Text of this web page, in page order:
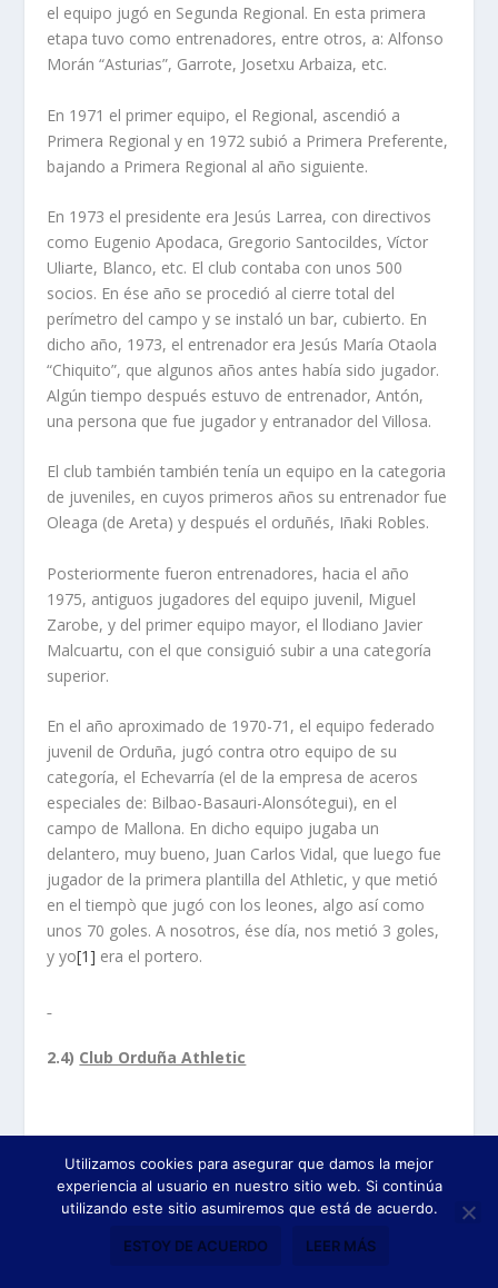
el equipo jugó en Segunda Regional. En esta primera
etapa tuvo como entrenadores, entre otros, a: Alfonso
Morán “Asturias”, Garrote, Josetxu Arbaiza, etc.
En 1971 el primer equipo, el Regional, ascendió a
Primera Regional y en 1972 subió a Primera Preferente,
bajando a Primera Regional al año siguiente.
En 1973 el presidente era Jesús Larrea, con directivos
como Eugenio Apodaca, Gregorio Santocildes, Víctor
Uliarte, Blanco, etc. El club contaba con unos 500
socios. En ése año se procedió al cierre total del
perímetro del campo y se instaló un bar, cubierto. En
dicho año, 1973, el entrenador era Jesús María Otaola
“Chiquito”, que algunos años antes había sido jugador.
Algún tiempo después estuvo de entrenador, Antón,
una persona que fue jugador y entranador del Villosa.
El club también también tenía un equipo en la categoria
de juveniles, en cuyos primeros años su entrenador fue
Oleaga (de Areta) y después el orduñés, Iñaki Robles.
Posteriormente fueron entrenadores, hacia el año
1975, antiguos jugadores del equipo juvenil, Miguel
Zarobe, y del primer equipo mayor, el llodiano Javier
Malcuartu, con el que consiguió subir a una categoría
superior.
En el año aproximado de 1970-71, el equipo federado
juvenil de Orduña, jugó contra otro equipo de su
categoría, el Echevarría (el de la empresa de aceros
especiales de: Bilbao-Basauri-Alonsótegui), en el
campo de Mallona. En dicho equipo jugaba un
delantero, muy bueno, Juan Carlos Vidal, que luego fue
jugador de la primera plantilla del Athletic, y que metió
en el tiempò que jugó con los leones, algo así como
unos 70 goles. A nosotros, ése día, nos metió 3 goles,
y yo[1] era el portero.
2.4) Club Orduña Athletic
Se fundó hacia el año 1973-74 y estaba federado en la
categoría de Segunda Regional. El terreno de juego
donde celebraba sus encuentros era el campo de
Rondina. Era el segundo equipo del C. D. Orduña. Lo
Utilizamos cookies para asegurar que damos la mejor
experiencia al usuario en nuestro sitio web. Si continúa
utilizando este sitio asumiremos que está de acuerdo.
ESTOY DE ACUERDO LEER MÁS